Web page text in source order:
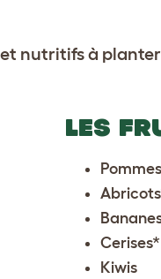
nutritifs à
LES
Cerises*
Kiwis